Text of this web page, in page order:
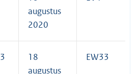
augustus
2020
18
augustus
EW33